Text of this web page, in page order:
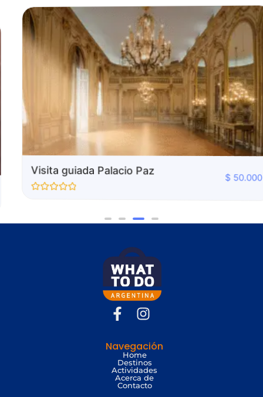
Visita guiada Palacio Paz
de
50.000
Navegación
Home
Destinos
Actividades
Acerca de
Contacto